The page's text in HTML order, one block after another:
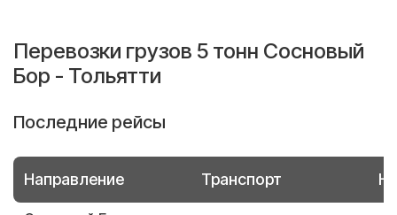
Перевозки грузов 5 тонн Сосновый
Бор - Тольятти
Последние рейсы
Направление Транспорт